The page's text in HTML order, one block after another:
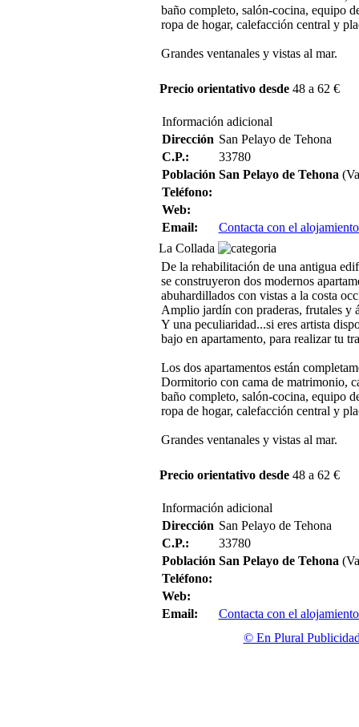
baño completo, salón-cocina, equipo
ropa de hogar, calefacción central y
Grandes ventanales y vistas al mar.
Precio orientativo desde 48 a 62 €
Información adicional
Dirección San Pelayo de Tehona
C.P.:
33780
Población San Pelayo de Tehona
Teléfono:
Web:
Email:
Contacta con el
La Collada
De la rehabilitación de una antigua
se construyeron dos modernos
abuhardillados con vistas a la costa
Amplio jardín con praderas, frutales y
Y una peculiaridad...si eres artista
bajo en apartamento, para realizar tu
Los dos apartamentos están
Dormitorio con cama de matrimonio,
baño completo, salón-cocina, equipo
ropa de hogar, calefacción central y
Grandes ventanales y vistas al mar.
Precio orientativo desde 48 a 62 €
Información adicional
Dirección San Pelayo de Tehona
C.P.:
33780
Población San Pelayo de Tehona
Teléfono:
Web:
Email:
Contacta con el
© En Plural